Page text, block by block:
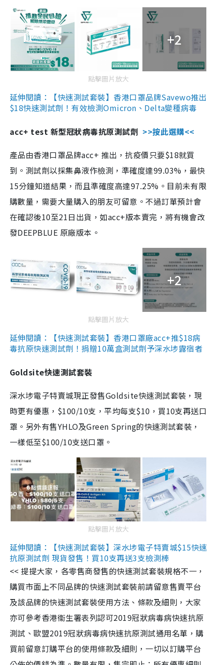
+2
點擊圖片放大
延伸閱讀：【快速測試套裝】香港口罩品牌Savewo推出
$18快速測試劑！有效檢測Omicron、Delta變種病毒
acc+ test 新型冠狀病毒抗原測試劑 >>按此選購<<
產品由香港口罩品牌acc+ 推出，抗疫價只要$18就買
到。測試劑以採集鼻液作檢測，準確度達99.03%，最快
15分鐘知道結果，而且準確度高達97.25%。目前未有限
購數量，需要大量購入的朋友可留意。不過訂單預計會
在確認後10至21日出貨，如acc+版本賣完，將有機會改
發DEEPBLUE 原廠版本。
+2
點擊圖片放大
延伸閱讀：【快速測試套裝】香港口罩廠acc+推$18病
毒抗原快速測試劑！捐贈10萬盒測試劑予深水埗露宿者
Goldsite快速測試套裝
深水埗電子特賣城現正發售Goldsite快速測試套裝，現
時更有優惠，$100/10支，平均每支$10，買10支再送口
罩。另外有售YHLO及Green Spring的快速測試套裝，
一樣低至$100/10支送口罩。
點擊圖片放大
延伸閱讀：【快速測試套裝】深水埗電子特賣城$15快速
抗原測試劑 現貨發售！買10支再送3支檢測棒
<< 提提大家，各零售商發售的快速測試套裝規格不一，
購買市面上不同品牌的快速測試套裝前請留意售賣平台
及該品牌的快速測試套裝使用方法、條款及細則，大家
亦可參考香港衞生署表列認可2019冠狀病毒病快速抗原
測試、歐盟2019冠狀病毒病快速抗原測試通用名單，購
買前留意訂購平台的使用條款及細則，一切以訂購平台